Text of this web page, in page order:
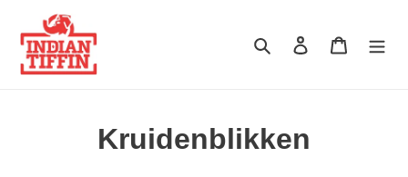
Zoeken Log in
Verzameling:
Kruidenblikken